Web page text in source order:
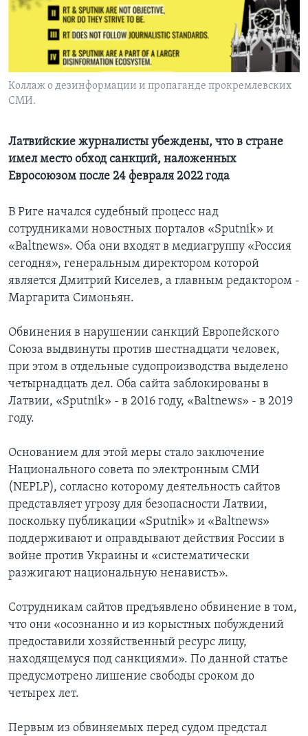
Learning English
СОЦИАЛЬНЫЕ СЕТИ
Коллаж о дезинформации и пропаганде прокремлевских
СМИ.
Латвийские журналисты убеждены, что в стране
имел место обход санкций, наложенных
Евросоюзом после 24 февраля 2022 года
В Риге начался судебный процесс над
сотрудниками новостных порталов «Sputnik» и
«Baltnews». Оба они входят в медиагруппу «Россия
сегодня», генеральным директором которой
является Дмитрий Киселев, а главным редактором -
Маргарита Симоньян.
Обвинения в нарушении санкций Европейского
Союза выдвинуты против шестнадцати человек,
при этом в отдельные судопроизводства выделено
четырнадцать дел. Оба сайта заблокированы в
Латвии, «Sputnik» - в 2016 году, «Baltnews» - в 2019
году.
Основанием для этой меры стало заключение
Национального совета по электронным СМИ
(NEPLP), согласно которому деятельность сайтов
представляет угрозу для безопасности Латвии,
поскольку публикации «Sputnik» и «Baltnews»
поддерживают и оправдывают действия России в
войне против Украины и «систематически
разжигают национальную ненависть».
Сотрудникам сайтов предъявлено обвинение в том,
что они «осознанно и из корыстных побуждений
предоставили хозяйственный ресурс лицу,
находящемуся под санкциями». По данной статье
предусмотрено лишение свободы сроком до
четырех лет.
Первым из обвиняемых перед судом предстал